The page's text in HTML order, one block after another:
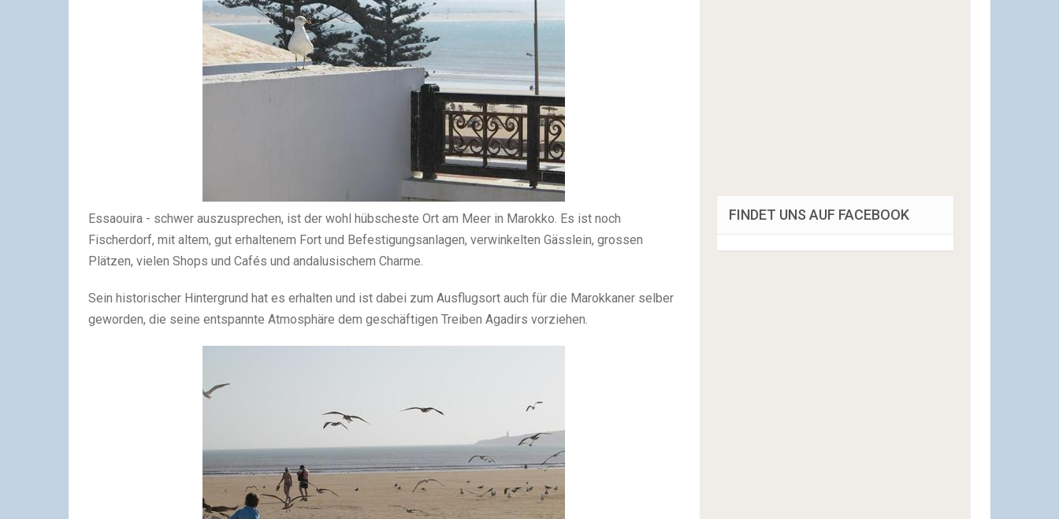
Essaouira - schwer auszusprechen, ist der wohl hübscheste Ort am Meer in Marokko. Es ist noch
Fischerdorf, mit altem, gut erhaltenem Fort und Befestigungsanlagen, verwinkelten Gässlein, grossen
Plätzen, vielen Shops und Cafés und andalusischem Charme.
Sein historischer Hintergrund hat es erhalten und ist dabei zum Ausflugsort auch für die Marokkaner selber
geworden, die seine entspannte Atmosphäre dem geschäftigen Treiben Agadirs vorziehen.
FINDET UNS AUF FACEBOOK